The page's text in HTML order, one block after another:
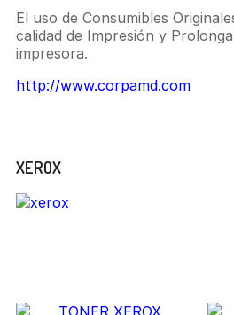
El uso de Consumibles
calidad de Impresión y
impresora.
http://www.corpamd.com
XEROX